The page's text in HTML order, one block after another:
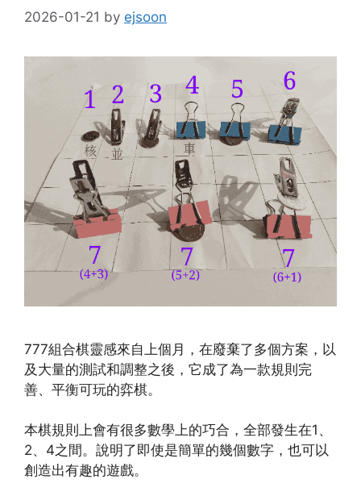
2026-01-21 by ejsoon
777組合棋靈感來自上個月，在廢棄了多個方案，以
及大量的測試和調整之後，它成了為一款規則完
善、平衡可玩的弈棋。
本棋規則上會有很多數學上的巧合，全部發生在1、
2、4之間。說明了即使是簡單的幾個數字，也可以
創造出有趣的遊戲。